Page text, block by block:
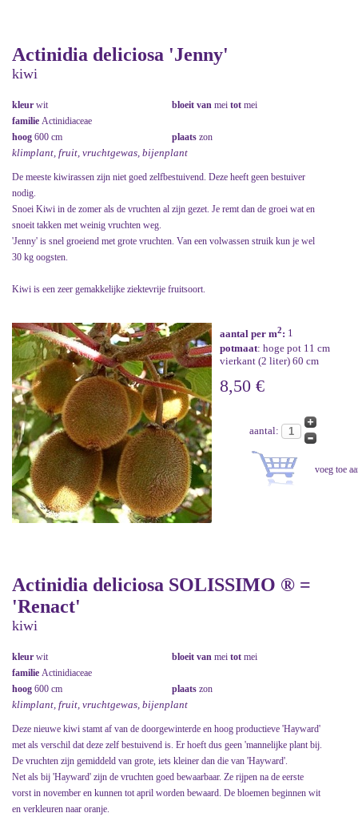
Actinidia deliciosa 'Jenny'
kiwi
kleur wit bloeit van mei tot mei
familie Actinidiaceae
hoog 600 cm plaats zon
klimplant, fruit, vruchtgewas, bijenplant
De meeste kiwirassen zijn niet goed zelfbestuivend. Deze heeft geen bestuiver
nodig.
Snoei Kiwi in de zomer als de vruchten al zijn gezet. Je remt dan de groei wat en
snoeit takken met weinig vruchten weg.
'Jenny' is snel groeiend met grote vruchten. Van een volwassen struik kun je wel
30 kg oogsten.
Kiwi is een zeer gemakkelijke ziektevrije fruitsoort.
aantal per m2: 1
potmaat: hoge pot 11 cm
vierkant (2 liter) 60 cm
8,50 €
aantal:
Actinidia deliciosa SOLISSIMO ® =
'Renact'
kiwi
kleur wit bloeit van mei tot mei
familie Actinidiaceae
hoog 600 cm plaats zon
klimplant, fruit, vruchtgewas, bijenplant
Deze nieuwe kiwi stamt af van de doorgewinterde en hoog productieve 'Hayward'
met als verschil dat deze zelf bestuivend is. Er hoeft dus geen 'mannelijke plant bij.
De vruchten zijn gemiddeld van grote, iets kleiner dan die van 'Hayward'.
Net als bij 'Hayward' zijn de vruchten goed bewaarbaar. Ze rijpen na de eerste
vorst in november en kunnen tot april worden bewaard. De bloemen beginnen wit
en verkleuren naar oranje.